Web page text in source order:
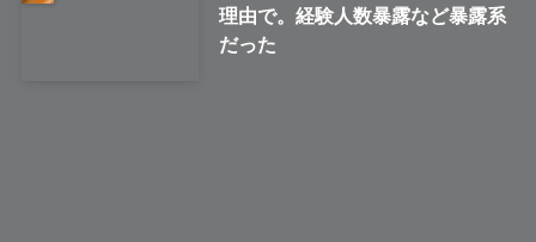
理由で。経験人数暴露など暴露系
だった